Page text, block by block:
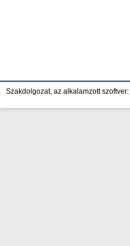
Szakdolgozat, az alkalamzott szoftver: